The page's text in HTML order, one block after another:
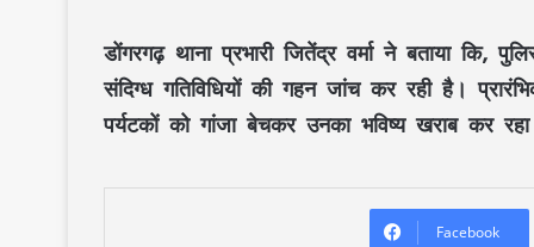
डोंगरगढ़ थाना प्रभारी जितेंद्र वर्मा ने बताया
संदिग्ध गतिविधियों की गहन जांच कर रही है।
पर्यटकों को गांजा बेचकर उनका भविष्य खराब कर
Facebook